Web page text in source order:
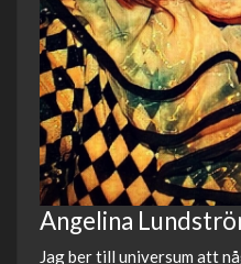
Angelina
Jag ber till universum att